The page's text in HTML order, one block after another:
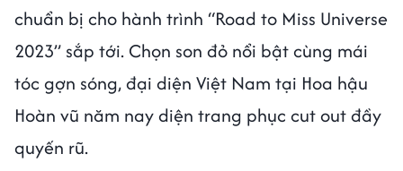
chuẩn bị cho hành trình “Road to Miss Universe
2023” sắp tới. Chọn son đỏ nổi bật cùng mái
tóc gợn sóng, đại diện Việt Nam tại Hoa hậu
Hoàn vũ năm nay diện trang phục cut out đầy
quyến rũ.